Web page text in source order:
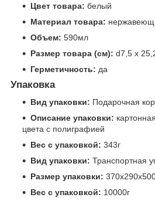
Цвет товара: белый
Материал товара:
Объем: 590мл
Размер товара (см): d7,5 x
Герметичность: да
Упаковка
Вид упаковки: Подарочная
Описание упаковки:
цвета с полиграфией
Вес с упаковкой: 343г
Вид упаковки: Транспортная
Размер упаковки:
Вес с упаковкой: 10000г